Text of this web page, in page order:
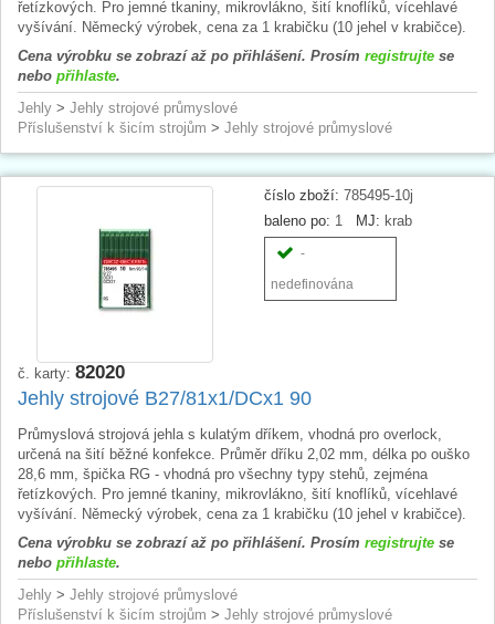
řetízkových. Pro jemné tkaniny, mikrovlákno, šití knoflíků, vícehlavé
vyšívání. Německý výrobek, cena za 1 krabičku (10 jehel v krabičce).
Cena výrobku se zobrazí až po přihlášení. Prosím registrujte se
nebo přihlaste.
Jehly > Jehly strojové průmyslové
Příslušenství k šicím strojům > Jehly strojové průmyslové
číslo zboží: 785495-10j
baleno po: 1 MJ: krab
-
nedefinována
č. karty: 82020
Jehly strojové B27/81x1/DCx1 90
Průmyslová strojová jehla s kulatým dříkem, vhodná pro overlock,
určená na šití běžné konfekce. Průměr dříku 2,02 mm, délka po ouško
28,6 mm, špička RG - vhodná pro všechny typy stehů, zejména
řetízkových. Pro jemné tkaniny, mikrovlákno, šití knoflíků, vícehlavé
vyšívání. Německý výrobek, cena za 1 krabičku (10 jehel v krabičce).
Cena výrobku se zobrazí až po přihlášení. Prosím registrujte se
nebo přihlaste.
Jehly > Jehly strojové průmyslové
Příslušenství k šicím strojům > Jehly strojové průmyslové